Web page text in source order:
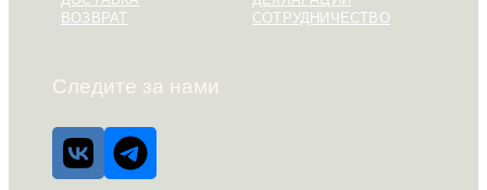
ВОЗВРАТ
СОТРУДНИЧЕСТВО
Следите за нами